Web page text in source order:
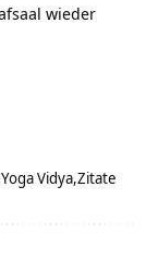
wieder
Yoga Vidya Zitate